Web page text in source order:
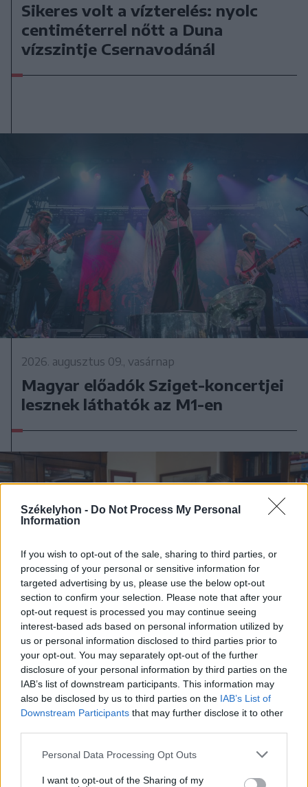
Székelyhon - Do Not Process My Personal
Information
If you wish to opt-out of the sale, sharing to third parties, or
processing of your personal or sensitive information for
targeted advertising by us, please use the below opt-out
section to confirm your selection. Please note that after your
opt-out request is processed you may continue seeing
interest-based ads based on personal information utilized by
us or personal information disclosed to third parties prior to
your opt-out. You may separately opt-out of the further
disclosure of your personal information by third parties on the
IAB’s list of downstream participants. This information may
also be disclosed by us to third parties on the IAB’s List of
Downstream Participants that may further disclose it to other
Personal Data Processing Opt Outs
I want to opt-out of the Sharing of my
Sikeres volt a vízterelés: nyolc
centiméterrel nőtt a Duna
vízszintje Csernavodánál
2026. augusztus 09., vasárnap
Magyar előadók Sziget-koncertjei
lesznek láthatók az M1-en
2026. augusztus 08., szombat
Baka András elfogadta a felkérést a
köztársasági elnöki tisztségre